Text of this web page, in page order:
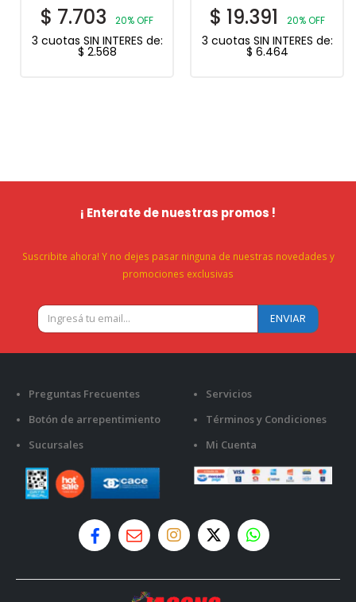
$ 7.703 20% OFF
3 cuotas SIN INTERES de:
$ 2.568
$ 19.391 20% OFF
3 cuotas SIN INTERES de:
$ 6.464
¡ Enterate de nuestras promos !
Suscribite ahora! Y no dejes pasar ninguna de nuestras novedades y
promociones exclusivas
Preguntas Frecuentes
Botón de arrepentimiento
Sucursales
Servicios
Términos y Condiciones
Mi Cuenta